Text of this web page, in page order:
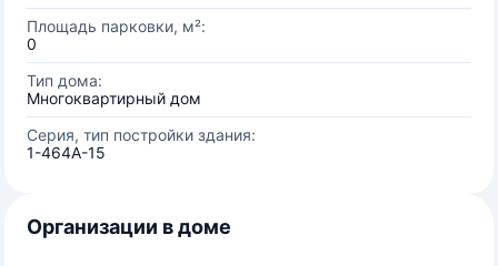
Площадь парковки, м²:
0
Тип дома:
Многоквартирный дом
Серия, тип постройки здания:
1-464А-15
Организации в доме